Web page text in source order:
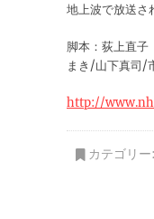
地上波で放送さ
脚本：荻上直
まき/山下真司/
http://
カテゴリー: